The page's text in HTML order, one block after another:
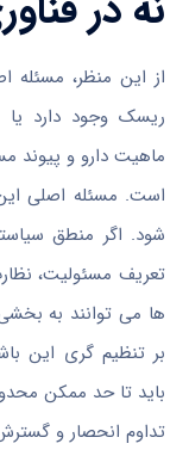
از این منظر، مسئله
ریسک وجود دارد
ماهیت دارو و پیوند
است. مسئله اصلی
شود. اگر منطق
تعریف مسئولیت،
ها می توانند به
بر تنظیم گری این
باید تا حد ممکن
تداوم انحصار و